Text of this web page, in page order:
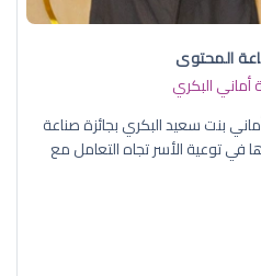
المحتوى
أماني البكري
بنت سعيد البكري بجائزة صناعة
في توعية الأسر تجاه التعامل مع